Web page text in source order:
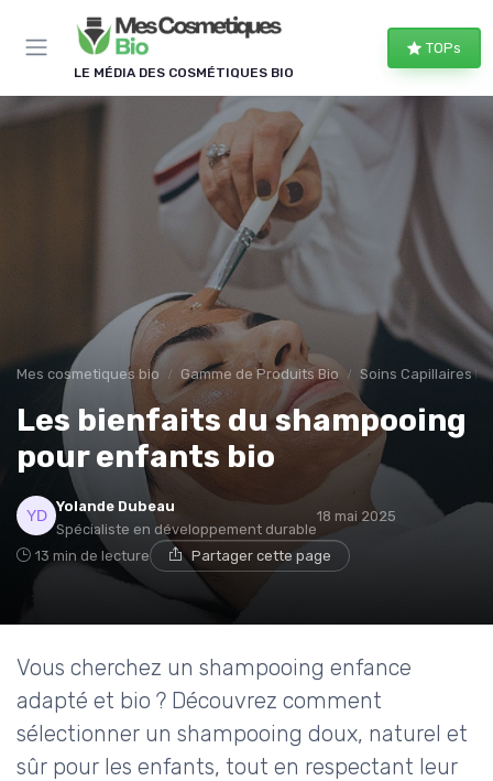
LE MÉDIA DES COSMÉTIQUES BIO
TOPs
Mes cosmetiques bio Gamme de Produits Bio Soins Capillaires
Les bienfaits du shampooing
pour enfants bio
Yolande Dubeau
Spécialiste en développement durable
18 mai 2025
13 min de lecture Partager cette page
Vous cherchez un shampooing enfance
adapté et bio ? Découvrez comment
sélectionner un shampooing doux, naturel et
sûr pour les enfants, tout en respectant leur
Panneau de gestion des cookies